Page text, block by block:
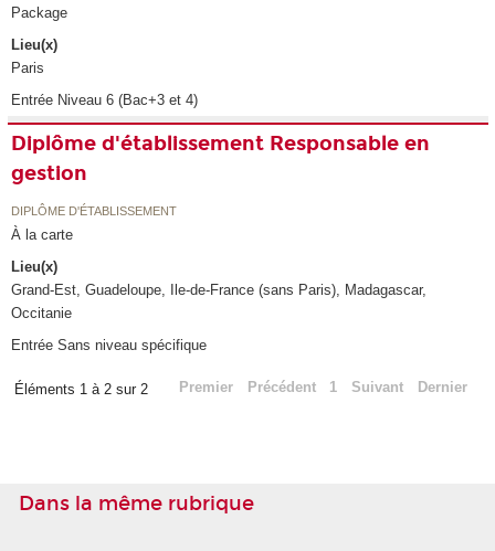
Package
Lieu(x)
Paris
Entrée Niveau 6 (Bac+3 et 4)
Diplôme d'établissement Responsable en
gestion
DIPLÔME D'ÉTABLISSEMENT
À la carte
Lieu(x)
Grand-Est, Guadeloupe, Ile-de-France (sans Paris), Madagascar,
Occitanie
Entrée Sans niveau spécifique
Éléments 1 à 2 sur 2 Premier Précédent 1 Suivant Dernier
Dans la même rubrique